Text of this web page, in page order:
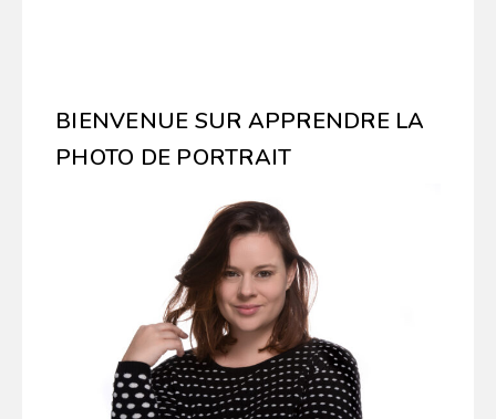
BIENVENUE SUR APPRENDRE LA
PHOTO DE PORTRAIT